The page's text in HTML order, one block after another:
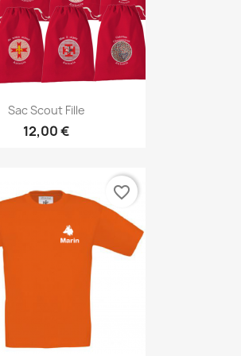
Aperçu rapide
Sac Scout Fille
12,00 €
favorite_border